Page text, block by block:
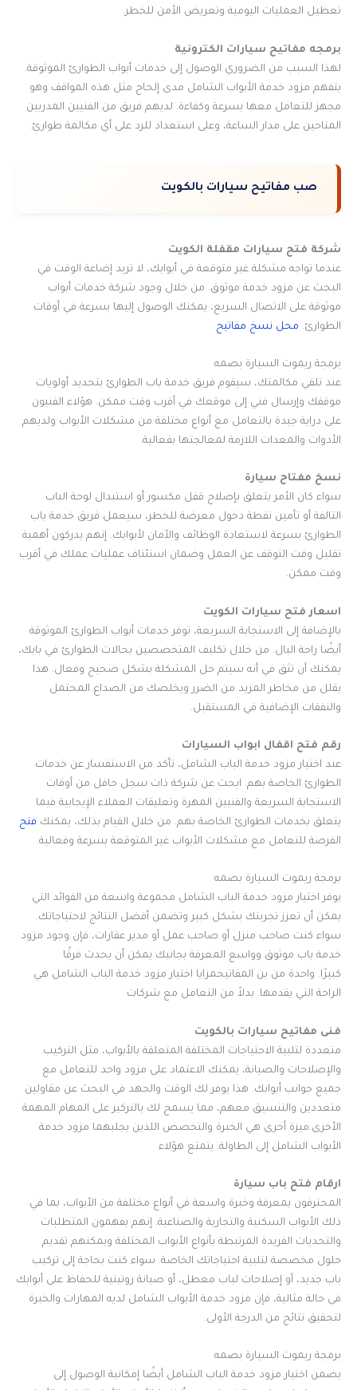
تعطيل العمليات اليومية وتعريض الأمن للخطر.
برمجه مفاتيح سيارات الكترونية
لهذا السبب من الضروري الوصول إلى خدمات أبواب الطوارئ الموثوقة.
يتفهم مزود خدمة الأبواب الشامل مدى إلحاح مثل هذه المواقف وهو
مجهز للتعامل معها بسرعة وكفاءة. لديهم فريق من الفنيين المدربين
المتاحين على مدار الساعة، وعلى استعداد للرد على أي مكالمة طوارئ.
صب مفاتيح سيارات بالكويت
شركة فتح سيارات مقفلة الكويت
عندما تواجه مشكلة غير متوقعة في أبوابك، لا تريد إضاعة الوقت في
البحث عن مزود خدمة موثوق. من خلال وجود شركة خدمات أبواب
موثوقة على الاتصال السريع، يمكنك الوصول إليها بسرعة في أوقات
الطوارئ. محل نسخ مفاتيح
برمجة ريموت السيارة بصمه
عند تلقي مكالمتك، سيقوم فريق خدمة باب الطوارئ بتحديد أولويات
موقفك وإرسال فني إلى موقعك في أقرب وقت ممكن. هؤلاء الفنيون
على دراية جيدة بالتعامل مع أنواع مختلفة من مشكلات الأبواب ولديهم
الأدوات والمعدات اللازمة لمعالجتها بفعالية.
نسخ مفتاح سيارة
سواء كان الأمر يتعلق بإصلاح قفل مكسور أو استبدال لوحة الباب
التالفة أو تأمين نقطة دخول معرضة للخطر، سيعمل فريق خدمة باب
الطوارئ بسرعة لاستعادة الوظائف والأمان لأبوابك. إنهم يدركون أهمية
تقليل وقت التوقف عن العمل وضمان استئناف عمليات عملك في أقرب
وقت ممكن.
اسعار فتح سيارات الكويت
بالإضافة إلى الاستجابة السريعة، توفر خدمات أبواب الطوارئ الموثوقة
أيضًا راحة البال. من خلال تكليف المتخصصين بحالات الطوارئ في بابك،
يمكنك أن تثق في أنه سيتم حل المشكلة بشكل صحيح وفعال. هذا
يقلل من مخاطر المزيد من الضرر ويخلصك من الصداع المحتمل
والنفقات الإضافية في المستقبل.
رقم فتح اقفال ابواب السيارات
عند اختيار مزود خدمة الباب الشامل، تأكد من الاستفسار عن خدمات
الطوارئ الخاصة بهم. ابحث عن شركة ذات سجل حافل من أوقات
الاستجابة السريعة والفنيين المهرة وتعليقات العملاء الإيجابية فيما
يتعلق بخدمات الطوارئ الخاصة بهم. من خلال القيام بذلك، يمكنك فتح
الفرصة للتعامل مع مشكلات الأبواب غير المتوقعة بسرعة وفعالية.
برمجة ريموت السيارة بصمه
يوفر اختيار مزود خدمة الباب الشامل مجموعة واسعة من الفوائد التي
يمكن أن تعزز تجربتك بشكل كبير وتضمن أفضل النتائج لاحتياجاتك.
سواء كنت صاحب منزل أو صاحب عمل أو مدير عقارات، فإن وجود مزود
خدمة باب موثوق وواسع المعرفة بجانبك يمكن أن يحدث فرقًا
كبيرًا. واحدة من بن المفاتيحمزايا اختيار مزود خدمة الباب الشامل هي
الراحة التي يقدمها. بدلاً من التعامل مع شركات
فنى مفاتيح سيارات بالكويت
متعددة لتلبية الاحتياجات المختلفة المتعلقة بالأبواب، مثل التركيب
والإصلاحات والصيانة، يمكنك الاعتماد على مزود واحد للتعامل مع
جميع جوانب أبوابك. هذا يوفر لك الوقت والجهد في البحث عن مقاولين
متعددين والتنسيق معهم، مما يسمح لك بالتركيز على المهام المهمة
الأخرى.ميزة أخرى هي الخبرة والتخصص اللذين يجلبهما مزود خدمة
الأبواب الشامل إلى الطاولة. يتمتع هؤلاء
ارقام فتح باب سيارة
المحترفون بمعرفة وخبرة واسعة في أنواع مختلفة من الأبواب، بما في
ذلك الأبواب السكنية والتجارية والصناعية. إنهم يفهمون المتطلبات
والتحديات الفريدة المرتبطة بأنواع الأبواب المختلفة ويمكنهم تقديم
حلول مخصصة لتلبية احتياجاتك الخاصة. سواء كنت بحاجة إلى تركيب
باب جديد، أو إصلاحات لباب معطل، أو صيانة روتينية للحفاظ على أبوابك
في حالة مثالية، فإن مزود خدمة الأبواب الشامل لديه المهارات والخبرة
لتحقيق نتائج من الدرجة الأولى.
برمجة ريموت السيارة بصمه
يضمن اختيار مزود خدمة الباب الشامل أيضًا إمكانية الوصول إلى